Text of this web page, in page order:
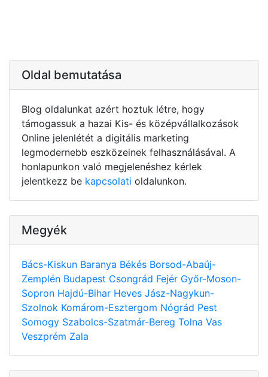
Oldal bemutatása
Blog oldalunkat azért hoztuk létre, hogy
támogassuk a hazai Kis- és középvállalkozások
Online jelenlétét a digitális marketing
legmodernebb eszközeinek felhasználásával. A
honlapunkon való megjelenéshez kérlek
jelentkezz be kapcsolati oldalunkon.
Megyék
Bács-Kiskun Baranya Békés Borsod-Abaúj-
Zemplén Budapest Csongrád Fejér Győr-Moson-
Sopron Hajdú-Bihar Heves Jász-Nagykun-
Szolnok Komárom-Esztergom Nógrád Pest
Somogy Szabolcs-Szatmár-Bereg Tolna Vas
Veszprém Zala